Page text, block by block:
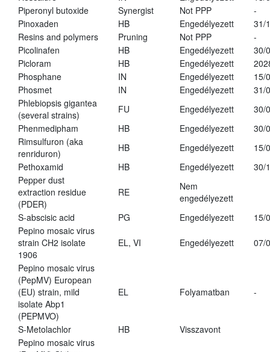
Piperonyl butoxide
Synergist Not PPP
-
Pinoxaden
HB Engedélyezett
31/
Resins and polymers
Pruning Not PPP
-
Picolinafen
HB Engedélyezett
30/
Picloram
HB Engedélyezett
Phosphane
IN Engedélyezett
15/
Phosmet
IN Engedélyezett
31/
Phlebiopsis gigantea
(several strains)
FU Engedélyezett
30/
Phenmedipham
HB Engedélyezett
30/
Rimsulfuron (aka
renriduron)
HB Engedélyezett
15/
Pethoxamid
HB Engedélyezett
30/
Pepper dust
extraction residue
(PDER)
RE
Nem
engedélyezett
S-abscisic acid
PG Engedélyezett
15/
Pepino mosaic virus
strain CH2 isolate
1906
EL, VI Engedélyezett 07/
Pepino mosaic virus
(PepMV) European
(EU) strain, mild
isolate Abp1
(PEPMVO)
EL Folyamatban -
S-Metolachlor HB
Visszavont
Pepino mosaic virus